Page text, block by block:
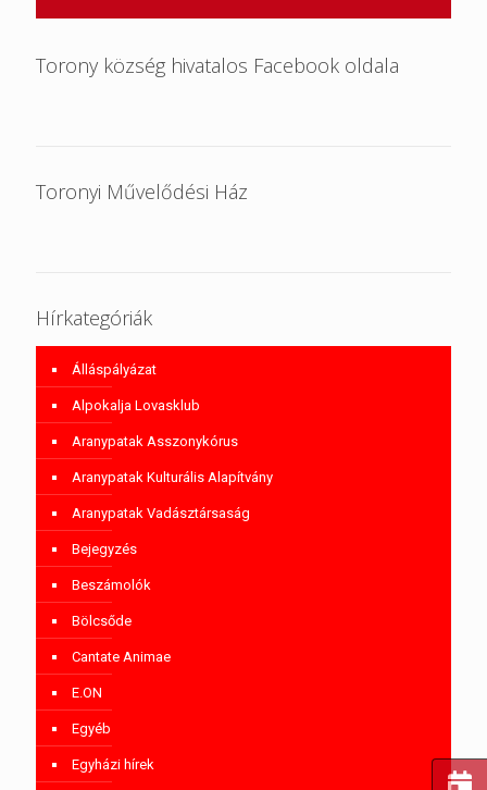
Torony község hivatalos Facebook oldala
Toronyi Művelődési Ház
Hírkategóriák
Álláspályázat
Alpokalja Lovasklub
Aranypatak Asszonykórus
Aranypatak Kulturális Alapítvány
Aranypatak Vadásztársaság
Bejegyzés
Beszámolók
Bölcsőde
Cantate Animae
E.ON
Egyéb
Egyházi hírek